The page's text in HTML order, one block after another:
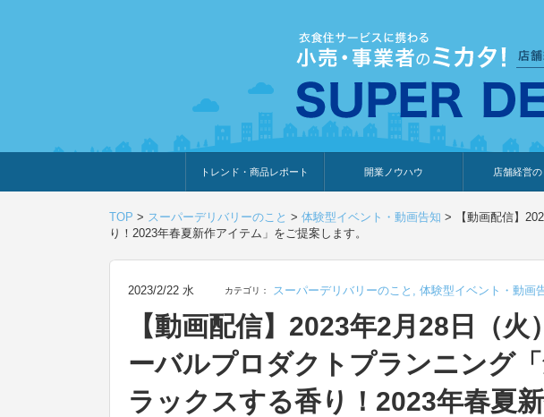
トレンド・商品レポート
トレンド・特集
人気ランキング
出展企業のおすすめ
商品体験・レビュー
暮らしの提案
開業ノウハウ
開業までの道のり
開業知識・情報
店舗経営の
ウェブ集客・
仕入れ
展示会情報
接客・販売
知識情報
販促カレンダ
集客・販売促
TOP > スーパーデリバリーのこと > 体験型イベント・動画告知 >
【動画配信】
り！2023年春夏新作アイテム」をご提案します。
2023/2/22 水 カテゴリ： スーパーデリバリーのこと , 体験型イベント・動画
【動画配信】2023年2月28日（火
ーバルプロダクトプランニング
ラックスする香り！2023年春夏